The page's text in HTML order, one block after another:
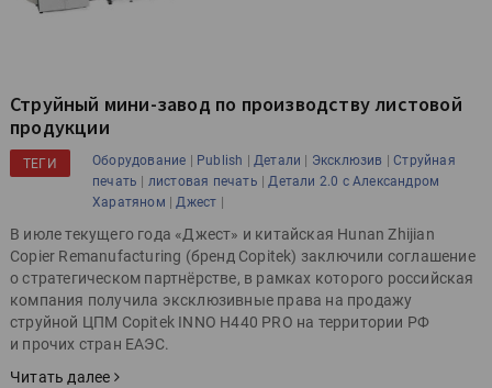
Струйный мини-завод по производству листовой
продукции
ТЕГИ Оборудование | Publish |Детали | Эксклюзив |Струйная
печать | листовая печать |Детали 2.0 с Александром
Харатяном |Джест |
В июле текущего года «Джест» и китайская Hunan Zhijian
Copier Remanufacturing (бренд Copitek) заключили соглашение
о стратегическом партнёрстве, в рамках которого российская
компания получила эксклюзивные права на продажу
струйной ЦПМ Copitek INNO H440 PRO на территории РФ
и прочих стран ЕАЭС.
Читать далее